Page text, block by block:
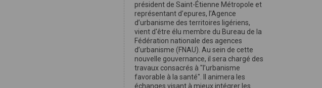
président de Saint-Étienne Métropole et
représentant d’epures, l’Agence
d’urbanisme des territoires ligériens,
vient d'être élu membre du Bureau de la
Fédération nationale des agences
d’urbanisme (FNAU). Au sein de cette
nouvelle gouvernance, il sera chargé des
travaux consacrés à "l’urbanisme
favorable à la santé". Il animera les
échanges visant à mieux intégrer les